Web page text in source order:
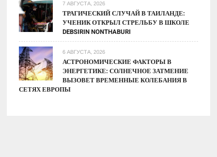
7 АВГУСТА, 2026
ТРАГИЧЕСКИЙ СЛУЧАЙ В ТАИЛАНДЕ:
УЧЕНИК ОТКРЫЛ СТРЕЛЬБУ В ШКОЛЕ
DEBSIRIN NONTHABURI
6 АВГУСТА, 2026
АСТРОНОМИЧЕСКИЕ ФАКТОРЫ В
ЭНЕРГЕТИКЕ: СОЛНЕЧНОЕ ЗАТМЕНИЕ
ВЫЗОВЕТ ВРЕМЕННЫЕ КОЛЕБАНИЯ В
СЕТЯХ ЕВРОПЫ